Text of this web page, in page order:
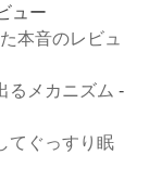
ュー
本音のレビュ
るメカニズム -
てぐっすり眠